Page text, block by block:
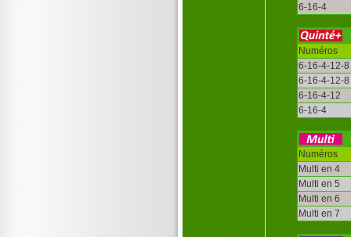
6-16-4
Numéros
6-16-4-12-8
6-16-4-12-8
6-16-4-12
6-16-4
Numéros
Multi en 4
Multi en 5
Multi en 6
Multi en 7